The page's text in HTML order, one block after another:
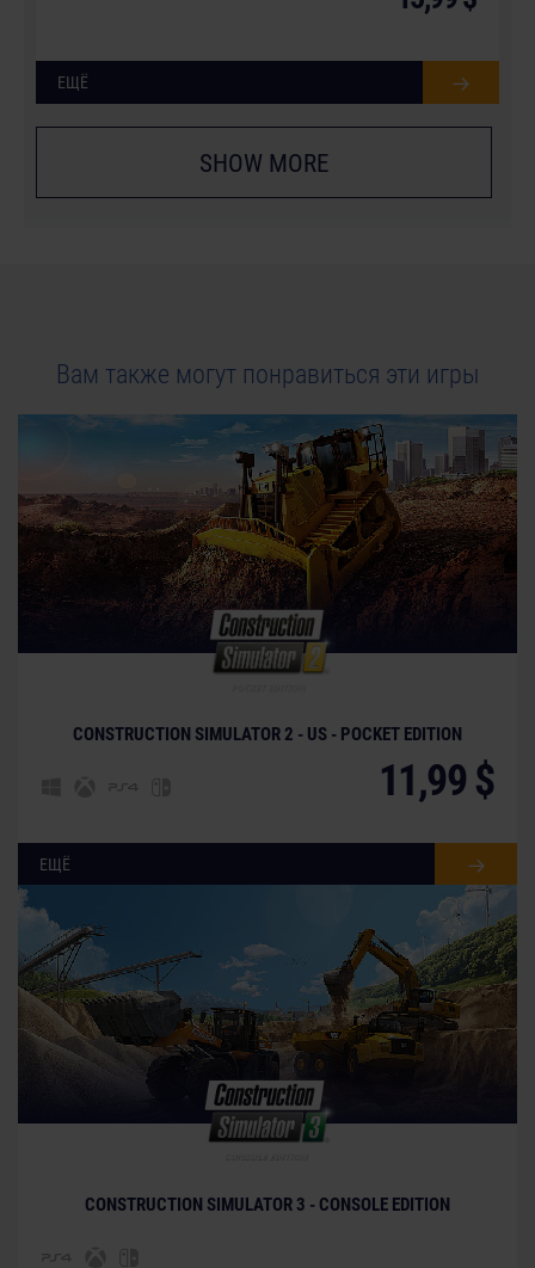
ЕЩЁ
SHOW MORE
Вам также могут понравиться эти игры
CONSTRUCTION SIMULATOR 2 - US - POCKET EDITION
11,99 $
ЕЩЁ
© [Translate to Russian:]
CONSTRUCTION SIMULATOR 3 - CONSOLE EDITION